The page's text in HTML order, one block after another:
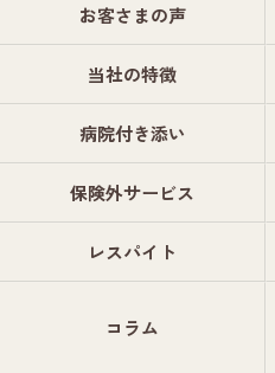
お客さまの声
当社の特徴
病院付き添い
保険外サービス
レスパイト
コラム